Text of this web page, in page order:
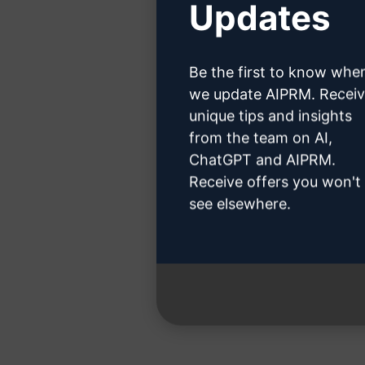
Cliquez
Étape 3
Updates
Be the first to know
we update AIPRM.
unique tips and insights
from the team on AI,
ChatGPT and AIPRM.
Receive offers you won't
see elsewhere.